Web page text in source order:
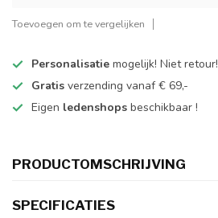
Toevoegen om te vergelijken
Personalisatie mogelijk! Niet retour!
Gratis verzending vanaf € 69,-
Eigen ledenshops beschikbaar !
PRODUCTOMSCHRIJVING
SPECIFICATIES